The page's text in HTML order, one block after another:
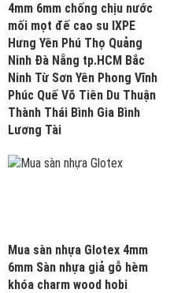
4mm 6mm chống chịu nước
mối mọt đế cao su IXPE
Hưng Yên Phú Thọ Quảng
Ninh Đà Nẵng tp.HCM Bắc
Ninh Từ Sơn Yên Phong Vĩnh
Phúc Quế Võ Tiên Du Thuận
Thành Thái Bình Gia Bình
Lương Tài
Mua sàn nhựa Glotex 4mm
6mm Sàn nhựa giả gỗ hèm
khóa charm wood hobi